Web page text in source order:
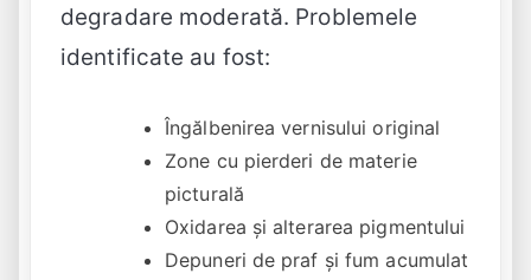
degradare moderată. Problemele
identificate au fost:
Îngălbenirea vernisului original
Zone cu pierderi de materie
picturală
Oxidarea și alterarea pigmentului
Depuneri de praf și fum acumulat